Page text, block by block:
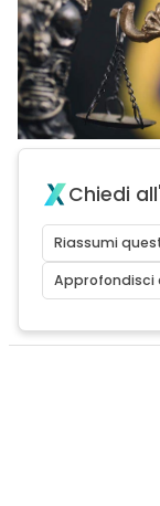
Chiedi
Riassumi
Approfondisci